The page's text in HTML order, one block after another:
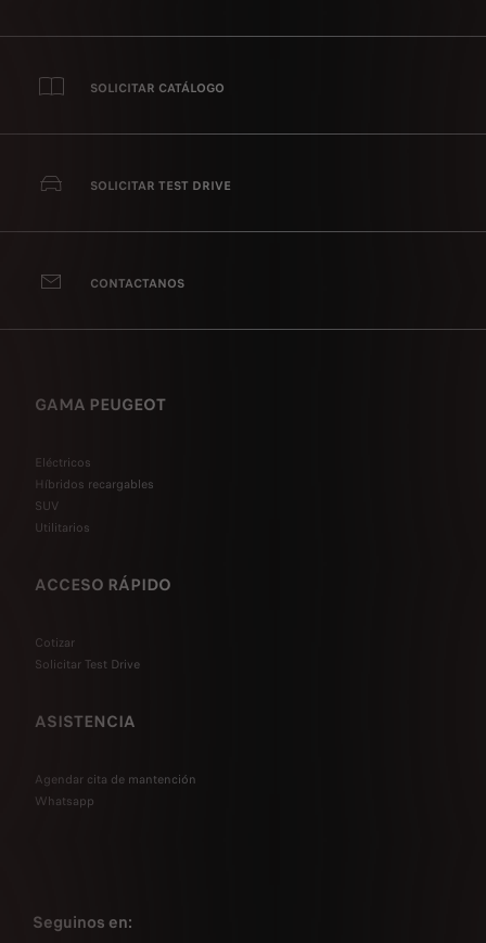
SOLICITAR CATÁLOGO
SOLICITAR TEST DRIVE
CONTACTANOS
GAMA PEUGEOT
Eléctricos
Híbridos recargables
SUV
Utilitarios
ACCESO RÁPIDO
Cotizar
Solicitar Test Drive
ASISTENCIA
Agendar cita de mantención
Whatsapp
Seguinos en: